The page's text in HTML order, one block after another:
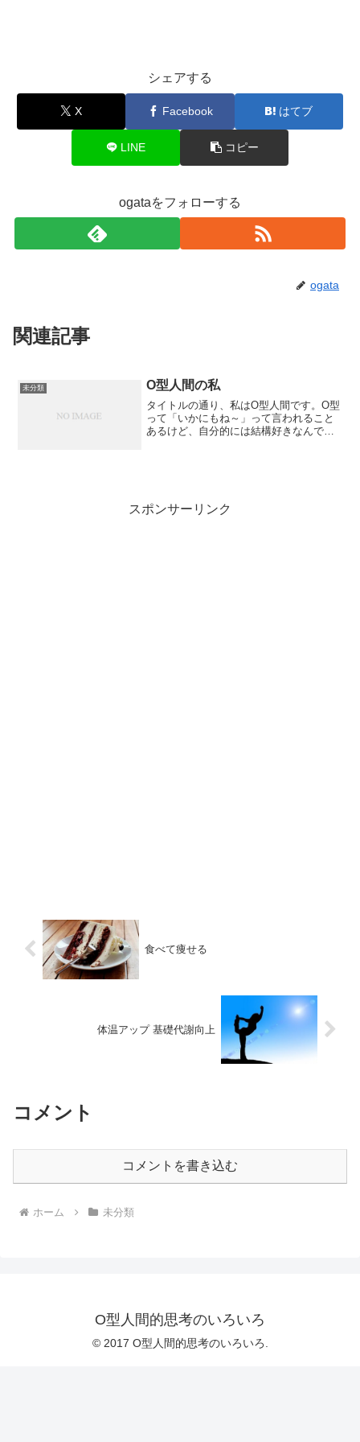
シェアする
X Facebook はてブ
LINE コピー
ogataをフォローする
ogata
関連記事
未分類 O型人間の私
タイトルの通り、私はO型人間です。O型
って「いかにもね～」って言われること
あるけど、自分的には結構好きなんです
スポンサーリンク
食べて痩せる
体温アップ 基礎代謝向上
コメント
コメントを書き込む
ホーム 未分類
O型人間的思考のいろいろ
© 2017 O型人間的思考のいろいろ.